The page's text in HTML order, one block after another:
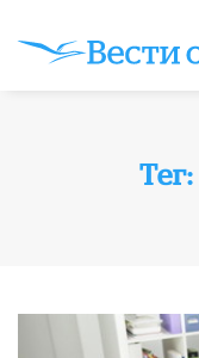
Тег: